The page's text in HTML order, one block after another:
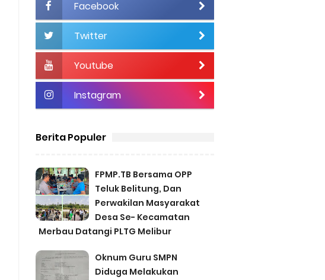
Facebook
Twitter
Youtube
Instagram
Berita Populer
FPMP.TB Bersama OPP
Teluk Belitung, Dan
Perwakilan Masyarakat
Desa Se- Kecamatan
Merbau Datangi PLTG Melibur
Oknum Guru SMPN
Diduga Melakukan